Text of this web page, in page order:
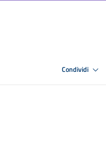
Condividi